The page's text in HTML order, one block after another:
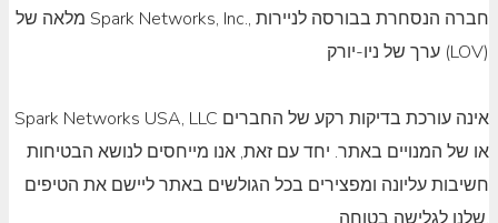
מלאה של Spark Networks, Inc., חברה הנסחרת בבורסה לניירות
ערך של ניו-יורק (LOV)
Spark Networks USA, LLC אינה עורכת בדיקות רקע של החברים
או של המנויים באתר. יחד עם זאת, אנו מייחסים לנושא הבטיחות
חשיבות עליונה ומפצירים בכל הגולשים באתר ליישם את הטיפים